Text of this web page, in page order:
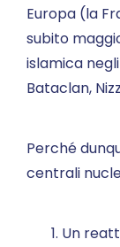
Europa (la
subito
islamica
Bataclan,
Perché
centrali
Un